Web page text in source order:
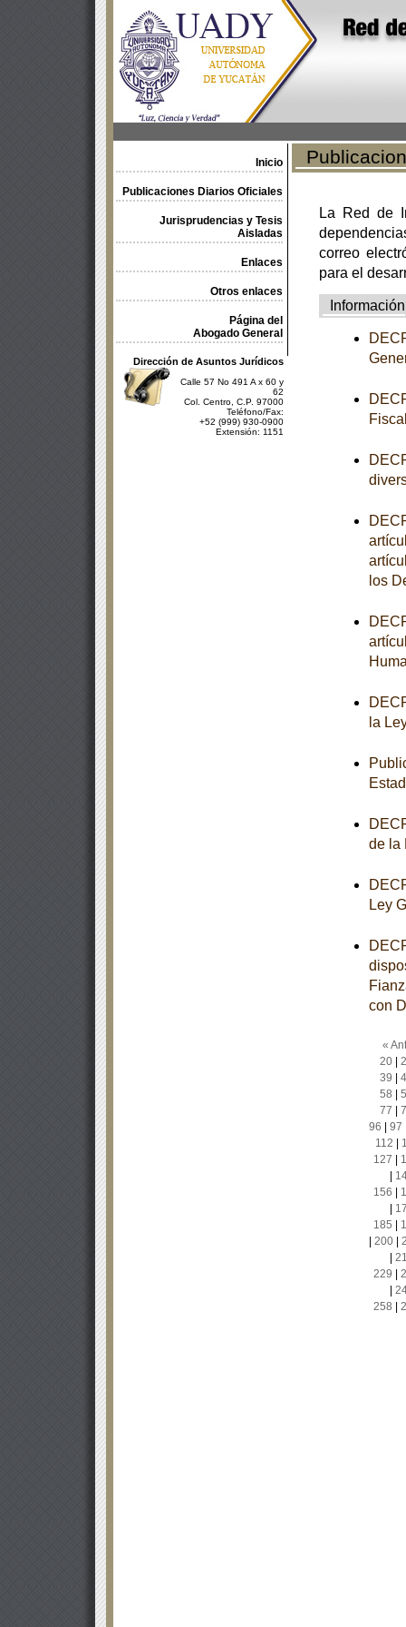
Inicio
Publicaciones Diarios Oficiales
Jurisprudencias y Tesis
Aisladas
Enlaces
Otros enlaces
Página del
Abogado General
Dirección de Asuntos Jurídicos
Calle 57 No 491 A x 60 y
62
Col. Centro, C.P. 97000
Teléfono/Fax:
+52 (999) 930-0900
Extensión: 1151
La Red de
correo
para el
Información
los
la
de la
Ley
con
«
20|
39
58
77
96
97
112
127
156
185
200|
229
258